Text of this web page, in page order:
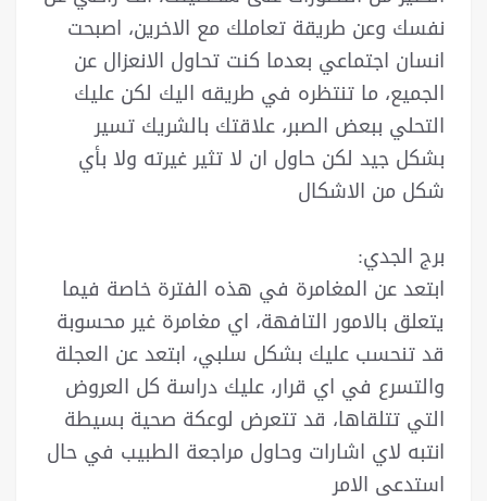
نفسك وعن طريقة تعاملك مع الاخرين، اصبحت
انسان اجتماعي بعدما كنت تحاول الانعزال عن
الجميع، ما تنتظره في طريقه اليك لكن عليك
التحلي ببعض الصبر، علاقتك بالشريك تسير
بشكل جيد لكن حاول ان لا تثير غيرته ولا بأي
شكل من الاشكال
برج الجدي:
ابتعد عن المغامرة في هذه الفترة خاصة فيما
يتعلق بالامور التافهة، اي مغامرة غير محسوبة
قد تنحسب عليك بشكل سلبي، ابتعد عن العجلة
والتسرع في اي قرار، عليك دراسة كل العروض
التي تتلقاها، قد تتعرض لوعكة صحية بسيطة
انتبه لاي اشارات وحاول مراجعة الطبيب في حال
استدعى الامر